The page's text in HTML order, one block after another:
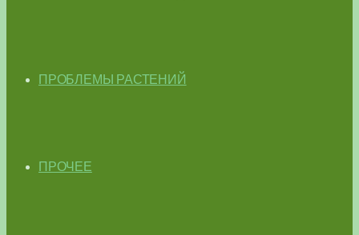
ПРОБЛЕМЫ РАСТЕНИЙ
ПРОЧЕЕ